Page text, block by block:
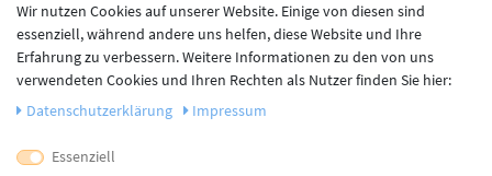
Datenschutz
AGB
Impressum
Vertrag widerrufen
Wir nutzen Cookies auf unserer Website. Einige von diesen sind
essenziell, während andere uns helfen, diese Website und Ihre
Erfahrung zu verbessern. Weitere Informationen zu den von uns
verwendeten Cookies und Ihren Rechten als Nutzer finden Sie hier:
Daten­schutz­erklärung
Impressum
Essenziell